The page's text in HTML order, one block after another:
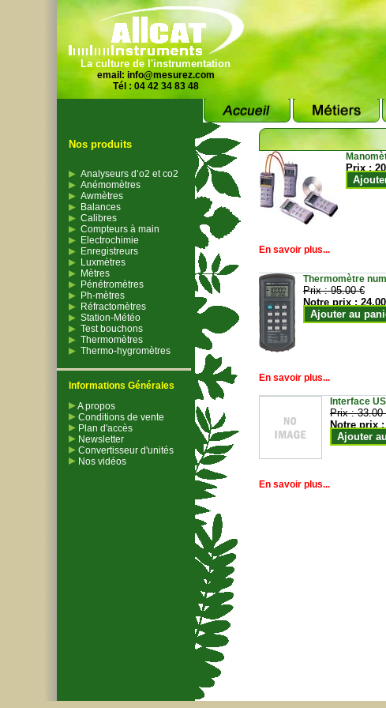
La culture de l'instrumentation
email: info@mesurez.com
Tél : 04 42 34 83 48
Nos produits
Analyseurs d’o2 et co2
Anémomètres
Awmètres
Balances
Calibres
Compteurs à main
Electrochimie
Enregistreurs
Luxmètres
Mètres
Pénétromètres
Ph-mètres
Réfractomètres
Station-Météo
Test bouchons
Thermomètres
Thermo-hygromètres
Informations Générales
A propos
Conditions de vente
Plan d'accès
Newsletter
Convertisseur d'unités
Nos vidéos
Prix :
En savoir plus...
Thermomètre
Prix :95.00 €
Notre prix :
Ajouter au
En savoir plus...
Interface
Prix :33.00
Notre prix
Ajouter
En savoir plus...